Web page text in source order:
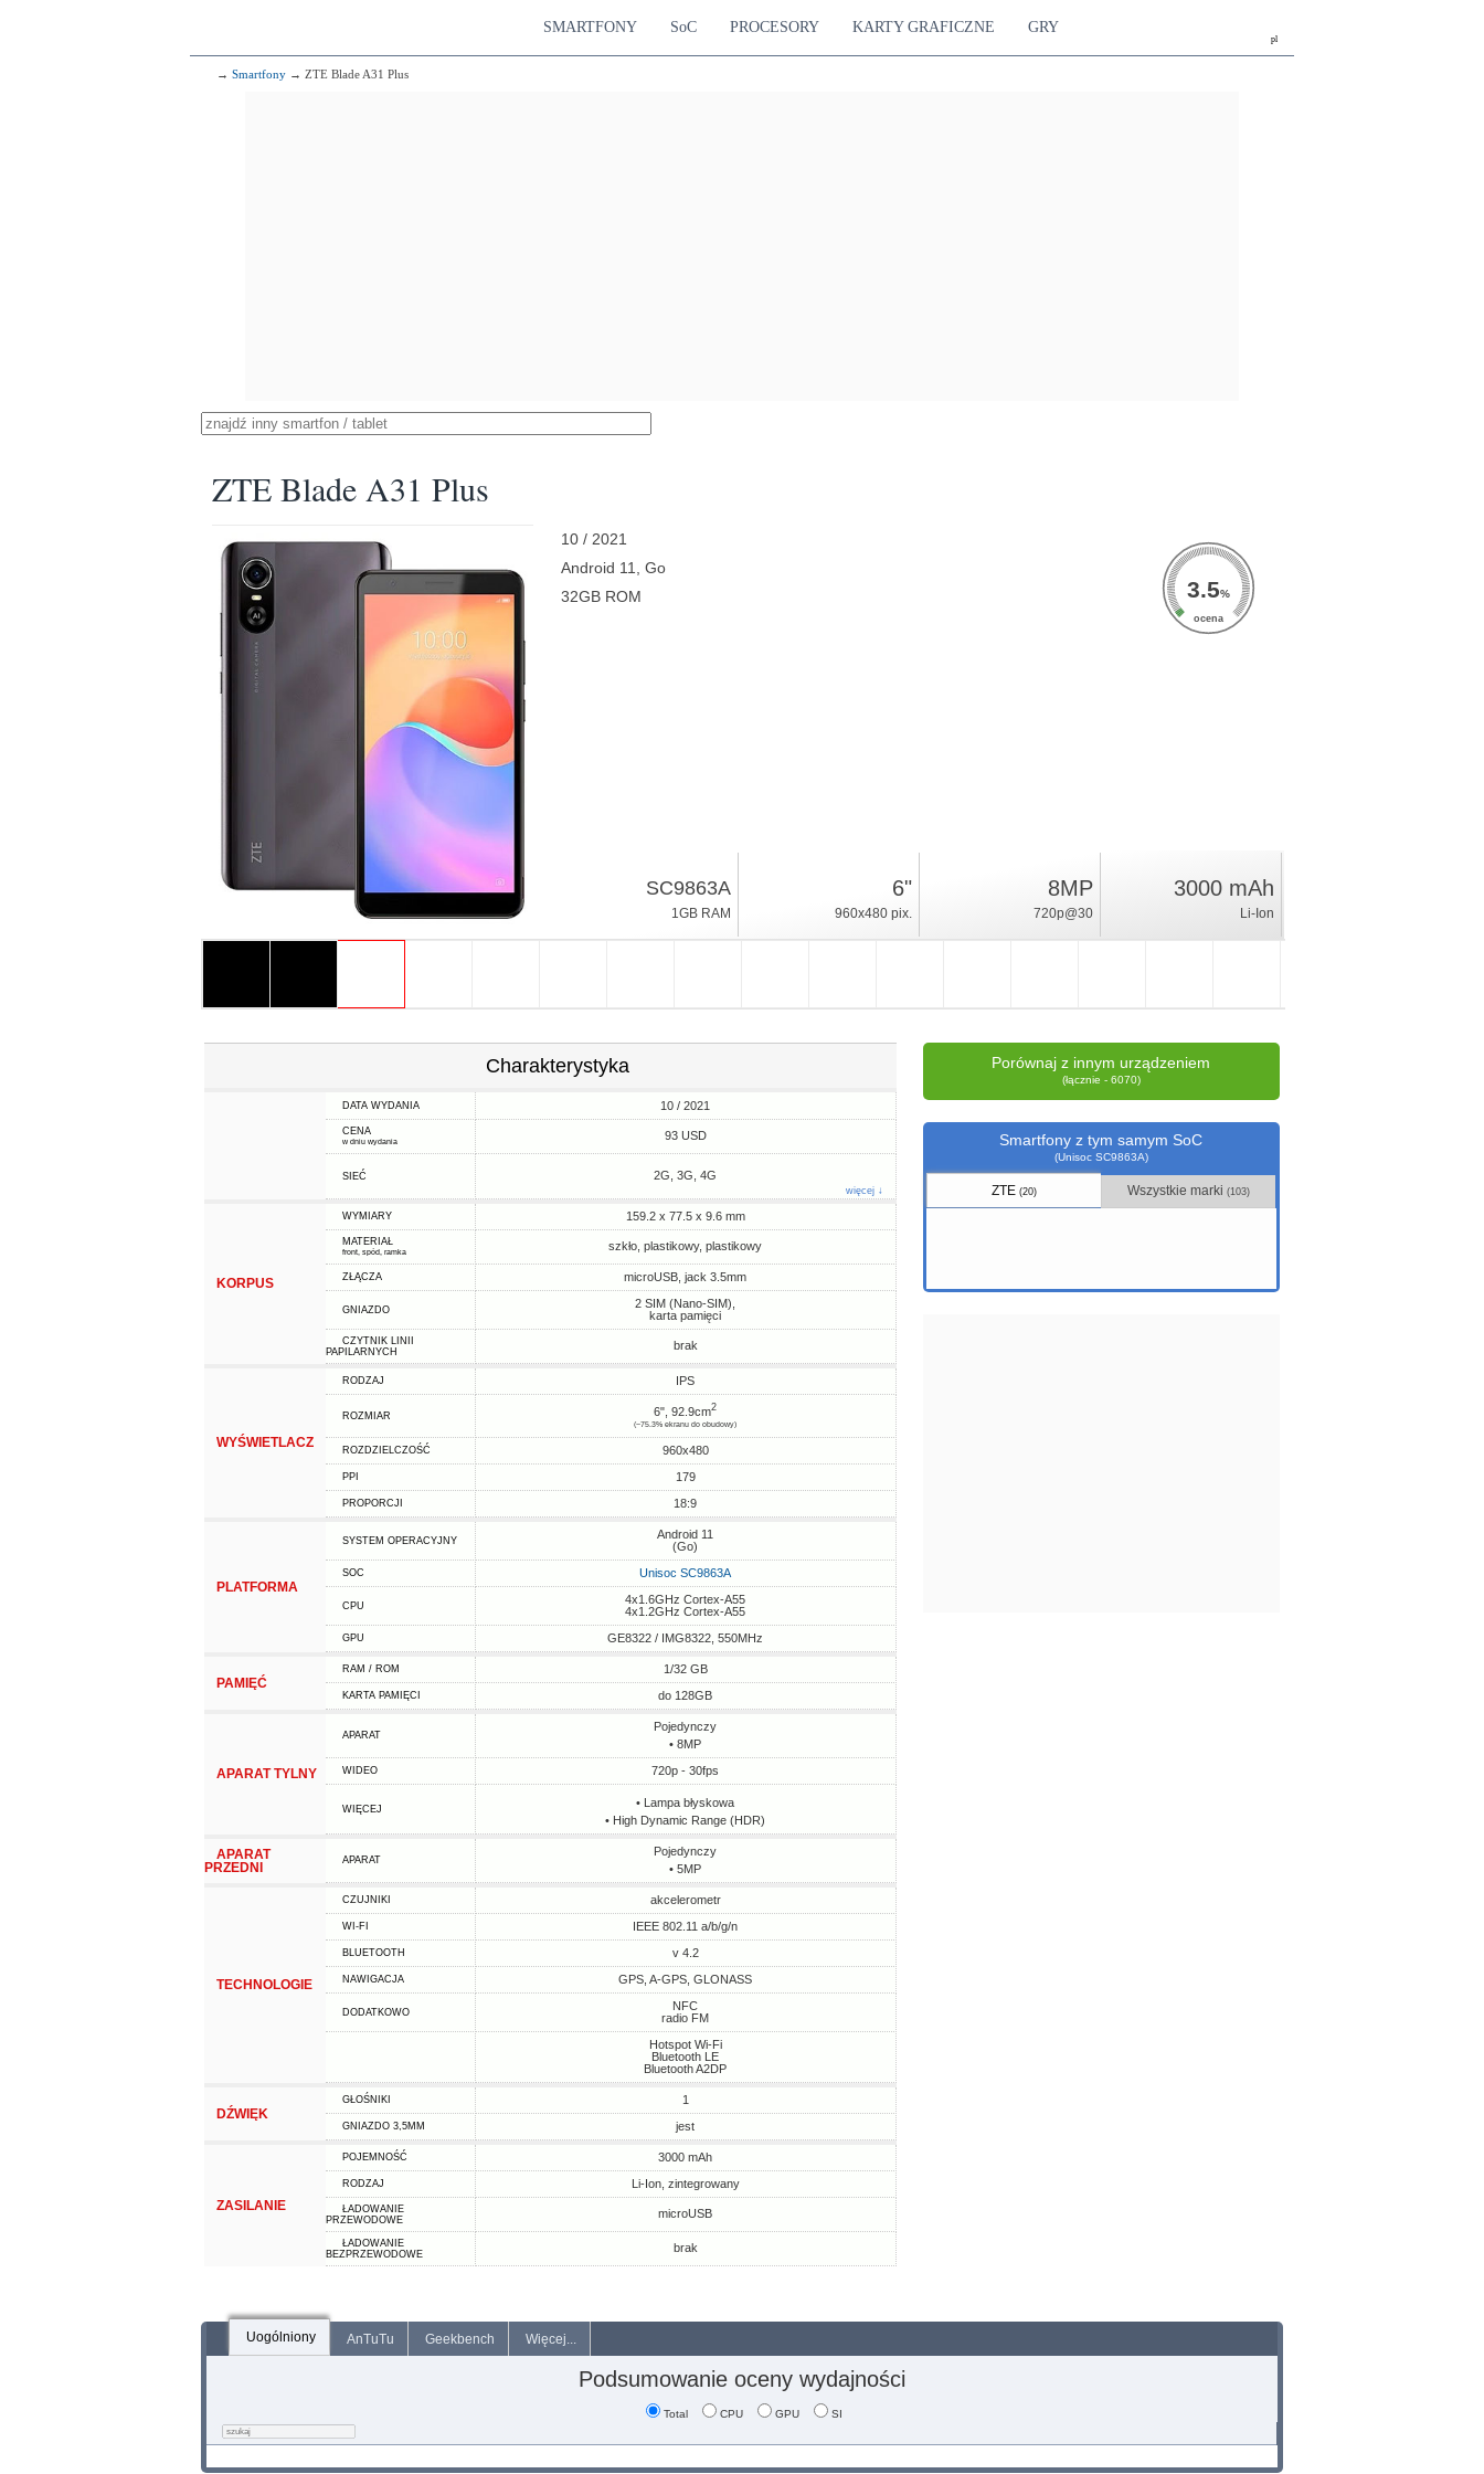
pl
SMARTFONY SoC PROCESORY KARTY GRAFICZNE GRY
→ Smartfony → ZTE Blade A31 Plus
ZTE Blade A31 Plus
10 / 2021
Android 11, Go
32GB ROM
3.5%
ocena
SC9863A
1GB RAM
6"
960x480 pix.
8MP
720p@30
3000 mAh
Li-Ion
Charakterystyka
DATA WYDANIA 10 / 2021
CENA
w dniu wydania 93 USD
SIEĆ 2G, 3G, 4G
więcej ↓
KORPUS
WYMIARY 159.2 x 77.5 x 9.6 mm
MATERIAŁ
front, spód, ramka szkło, plastikowy, plastikowy
ZŁĄCZA microUSB, jack 3.5mm
GNIAZDO
2 SIM (Nano-SIM),
karta pamięci
CZYTNIK LINII
PAPILARNYCH
brak
WYŚWIETLACZ
RODZAJ IPS
ROZMIAR 6", 92.9cm2
(~75.3% ekranu do obudowy)
ROZDZIELCZOŚĆ 960x480
PPI 179
PROPORCJI 18:9
PLATFORMA
SYSTEM OPERACYJNY
Android 11
(Go)
SOC Unisoc SC9863A
CPU
4x1.6GHz Cortex-A55
4x1.2GHz Cortex-A55
GPU GE8322 / IMG8322, 550MHz
PAMIĘĆ
RAM / ROM 1/32 GB
KARTA PAMIĘCI do 128GB
APARAT TYLNY
APARAT
Pojedynczy
• 8MP
WIDEO 720p - 30fps
WIĘCEJ
• Lampa błyskowa
• High Dynamic Range (HDR)
APARAT
PRZEDNI
APARAT
Pojedynczy
• 5MP
TECHNOLOGIE
CZUJNIKI akcelerometr
WI-FI IEEE 802.11 a/b/g/n
BLUETOOTH v 4.2
NAWIGACJA GPS, A-GPS, GLONASS
DODATKOWO
NFC
radio FM
Hotspot Wi-Fi
Bluetooth LE
Bluetooth A2DP
DŹWIĘK
GŁOŚNIKI 1
GNIAZDO 3,5MM jest
ZASILANIE
POJEMNOŚĆ 3000 mAh
RODZAJ Li-Ion, zintegrowany
ŁADOWANIE
PRZEWODOWE
microUSB
ŁADOWANIE
BEZPRZEWODOWE
brak
Porównaj z innym urządzeniem
(łącznie - 6070)
Smartfony z tym samym SoC
(Unisoc SC9863A)
ZTE (20) Wszystkie marki (103)
Uogólniony AnTuTu Geekbench Więcej...
Podsumowanie oceny wydajności
Total CPU GPU SI